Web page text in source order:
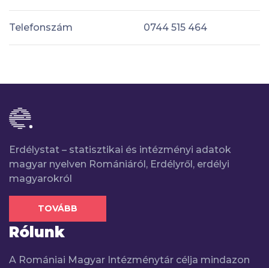
Telefonszám 0744 515 464
Erdélystat – statisztikai és intézményi adatok
magyar nyelven Romániáról, Erdélyről, erdélyi
magyarokról
TOVÁBB
Rólunk
A Romániai Magyar Intézménytár célja mindazon